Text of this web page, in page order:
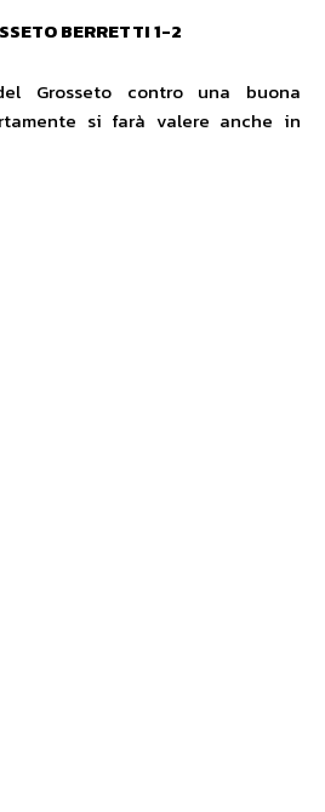
BERRETTI 1-2
Grosseto contro una buona
si farà valere anche in